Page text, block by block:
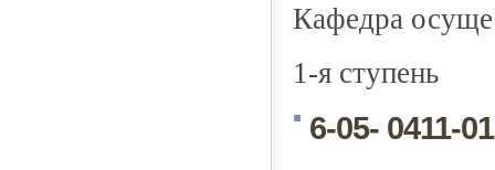
Кафедра
1-я ступень
6-05- 0411-